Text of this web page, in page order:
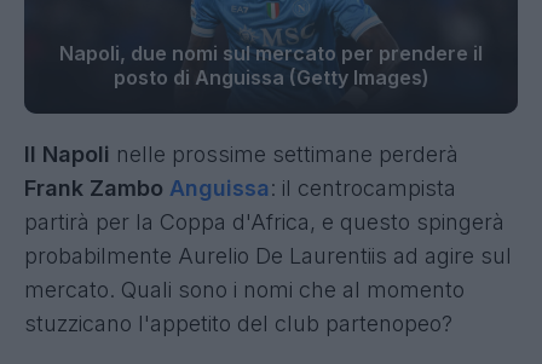
Napoli, due nomi sul mercato per prendere il
posto di Anguissa (Getty Images)
Il Napoli nelle prossime settimane perderà
Frank Zambo Anguissa: il centrocampista
partirà per la Coppa d'Africa, e questo spingerà
probabilmente Aurelio De Laurentiis ad agire sul
mercato. Quali sono i nomi che al momento
stuzzicano l'appetito del club partenopeo?